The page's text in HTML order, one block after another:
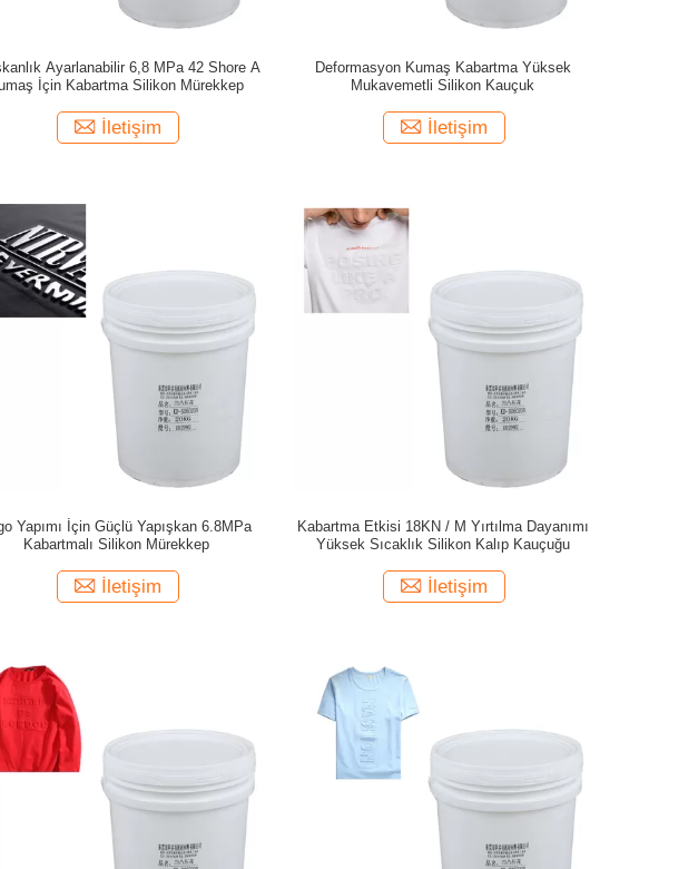
Ayarlanabilir 6,8 MPa 42 Shore A
İçin Kabartma Silikon Mürekkep
İletişim
Deformasyon Kumaş Kabartma Yüksek
Mukavemetli Silikon Kauçuk
İletişim
Yapımı İçin Güçlü Yapışkan 6.8MPa
Kabartmalı Silikon Mürekkep
İletişim
Kabartma Etkisi 18KN / M Yırtılma Dayanımı
Yüksek Sıcaklık Silikon Kalıp Kauçuğu
İletişim